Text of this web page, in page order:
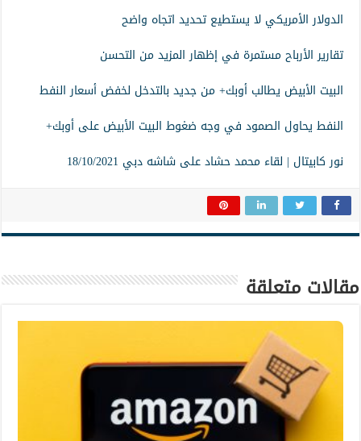
الدولار الأمريكي لا يستطيع تحديد اتجاه واضح
تقارير الأرباح مستمرة في إظهار المزيد من التحسن
البيت الأبيض يطالب أوبك+ من جديد بالتدخل لخفض أسعار النفط
النفط يحاول الصمود في وجه ضغوط البيت الأبيض على أوبك+
نور كابيتال | لقاء محمد حشاد على شاشه دبي 18/10/2021
مقالات متعلقة